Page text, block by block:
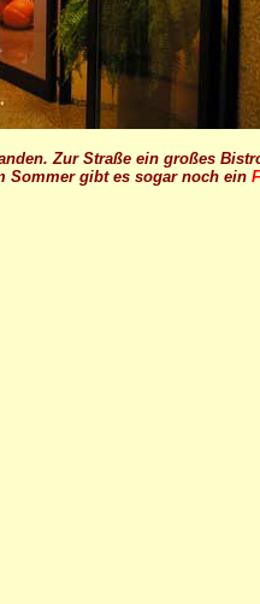
Zur Straße ein großes
Sommer gibt es sogar noch ein